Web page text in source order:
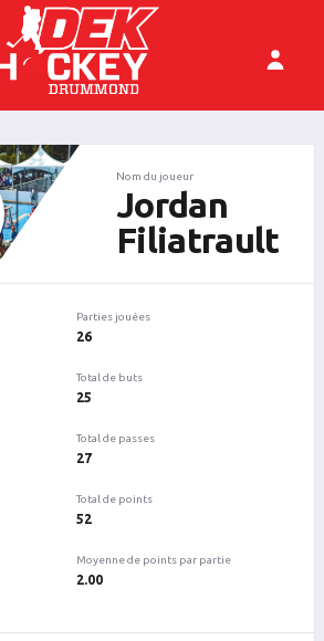
Nom du joueur
Jordan
Filiatrault
Parties jouées
26
Total de buts
25
Total de passes
27
Total de points
52
Moyenne de points par partie
2.00